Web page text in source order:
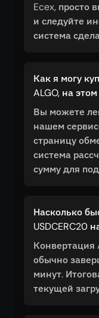
Ecex, просто
и следуйте
система
Как я могу
ALGO, на
Вы можете
нашем
страницу
система
сумму для
Насколько
USDCERC20
Конвертация
обычно
минут.
текущей